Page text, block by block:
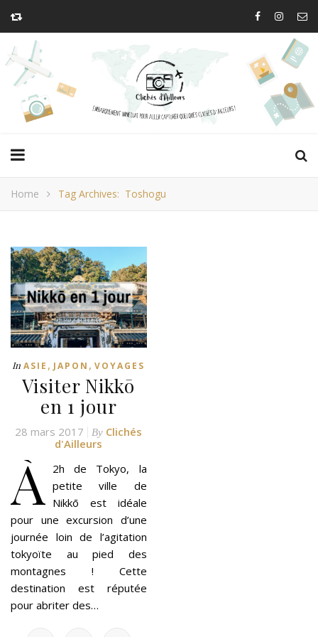
Home Tag Archives: Toshogu
In ASIE , JAPON ,VOYAGES
Visiter Nikkō
en 1 jour
28 mars 2017 By Clichés
d'Ailleurs
À
2h de Tokyo, la
petite ville de
Nikkō est idéale
pour une excursion d’une
journée loin de l’agitation
tokyoïte au pied des
montagnes ! Cette
destination est réputée
pour abriter des…